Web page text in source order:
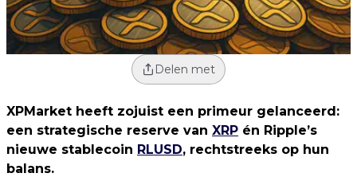
Delen met
XPMarket heeft zojuist een primeur gelanceerd:
een strategische reserve van XRP én Ripple’s
nieuwe stablecoin RLUSD, rechtstreeks op hun
balans.